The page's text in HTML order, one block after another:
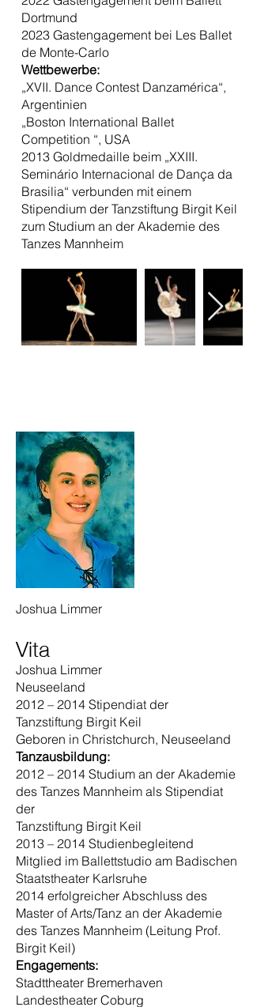
Dortmund
2023 Gastengagement bei Les Ballet
de Monte-Carlo
Wettbewerbe:
„XVII. Dance Contest Danzamérica“,
Argentinien
„Boston International Ballet
Competition “, USA
2013 Goldmedaille beim „XXIII.
Seminário Internacional de Dança da
Brasilia“ verbunden mit einem
Stipendium der Tanzstiftung Birgit Keil
zum Studium an der Akademie des
Tanzes Mannheim
Joshua Limmer
Vita
Joshua Limmer
Neuseeland
2012 – 2014 Stipendiat der
Tanzstiftung Birgit Keil
Geboren in Christchurch, Neuseeland
Tanzausbildung:
2012 – 2014 Studium an der Akademie
des Tanzes Mannheim als Stipendiat
der
Tanzstiftung Birgit Keil
2013 – 2014 Studienbegleitend
Mitglied im Ballettstudio am Badischen
Staatstheater Karlsruhe
2014 erfolgreicher Abschluss des
Master of Arts/Tanz an der Akademie
des Tanzes Mannheim (Leitung Prof.
Birgit Keil)
Engagements:
Stadttheater Bremerhaven
Landestheater Coburg